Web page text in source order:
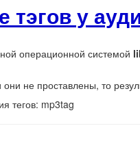
у
операционной системой
не проставлены, то
тегов: mp3tag